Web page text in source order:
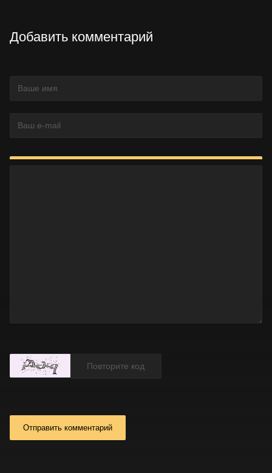
Добавить комментарий
Отправить комментарий